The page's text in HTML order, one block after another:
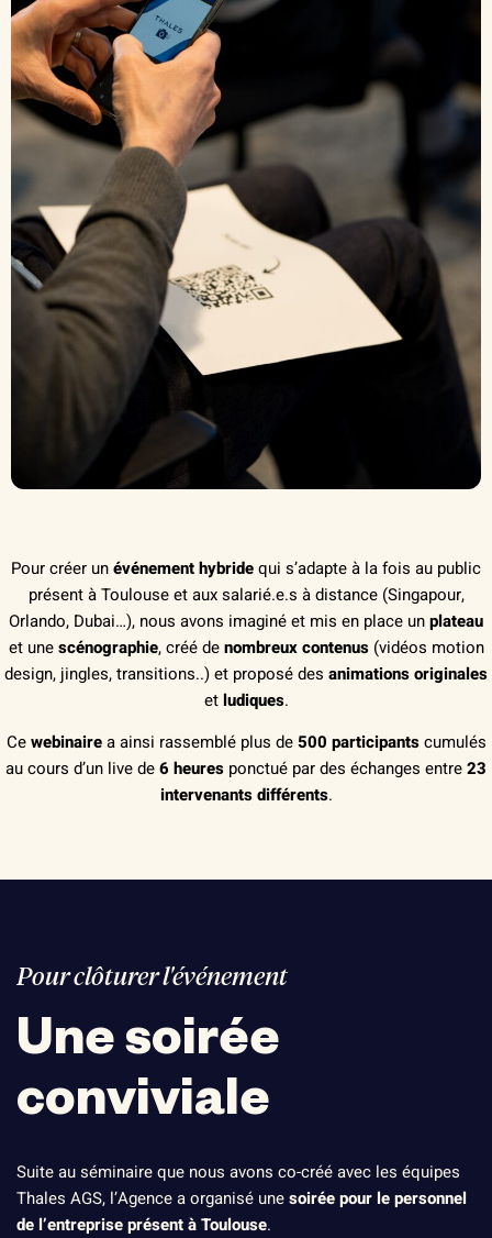
Pour créer unévénement hybridequi s’adapte à la fois au public
présent à Toulouse et aux salarié.e.s à distance (Singapour,
Orlando, Dubai…), nous avons imaginé et mis en place unplateau
et unescénographie, créé denombreux contenus(vidéos motion
design, jingles, transitions..) et proposé des animations originales
etludiques.
Cewebinairea ainsi rassemblé plus de500 participantscumulés
au cours d’un live de6 heures ponctué par des échanges entre23
intervenants différents.
Pour clôturer l'événement
Une soirée
conviviale
Suite au séminaireque nous avons co-créé avec les équipes
Thales AGS, l’Agence a organisé unesoirée pour le personnel
de l’entreprise présent à Toulouse.